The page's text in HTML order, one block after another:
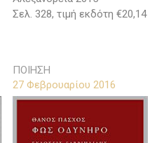
Σελ. 328, τιμή εκδότη €20,14
ΠΟΙΗΣΗ
27 Φεβρουαρίου 2016